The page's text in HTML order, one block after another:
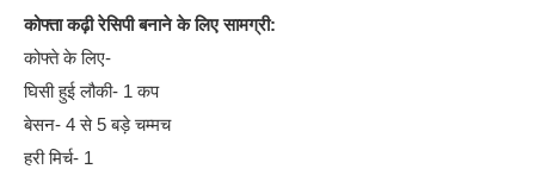
कोफ्ता कढ़ी रेसिपी बनाने के लिए सामग्री:
कोफ्ते के लिए-
घिसी हुई लौकी- 1 कप
बेसन- 4 से 5 बड़े चम्मच
हरी मिर्च- 1